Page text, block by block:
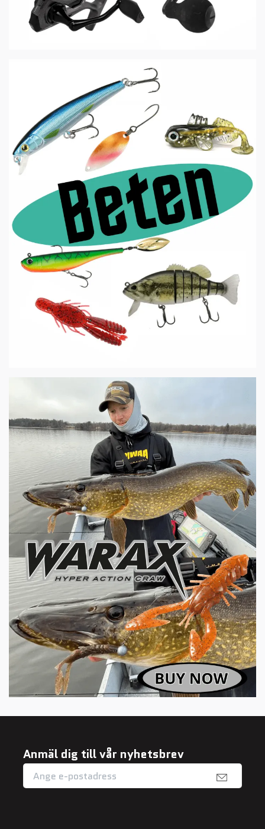
Anmäl dig till vår nyhetsbrev